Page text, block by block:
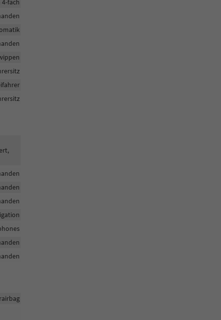
fach